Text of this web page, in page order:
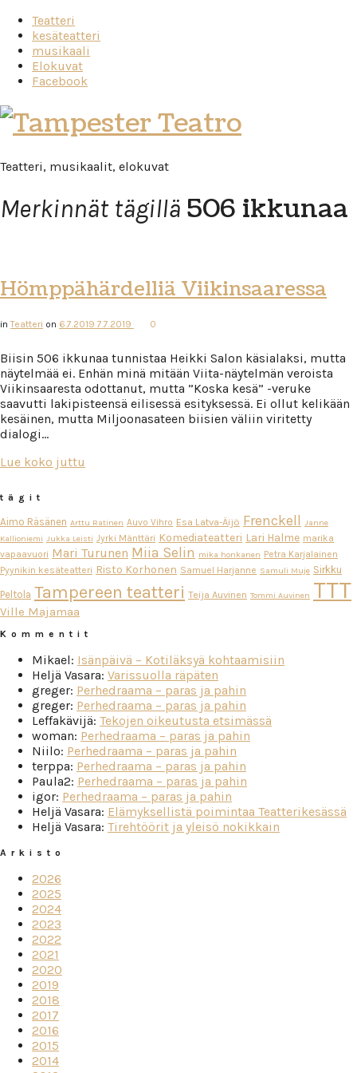
Teatteri
kesäteatteri
musikaali
Elokuvat
Facebook
Tampester
Teatro
Teatteri, musikaalit, elokuvat
Merkinnät tägillä 506 ikkunaa
Hömppähärdelliä Viikinsaaressa
inTeatteri on 6.7.2019 7.7.2019 0
Biisin 506 ikkunaa tunnistaa Heikki Salon käsialaksi, mutta
näytelmää ei. Enhän minä mitään Viita-näytelmän veroista
Viikinsaaresta odottanut, mutta ”Koska kesä” -veruke
saavutti lakipisteensä eilisessä esityksessä. Ei ollut kelikään
kesäinen, mutta Miljoonasateen biisien väliin viritetty
dialogi…
Lue koko juttu
tägit
Aimo Räsänen Arttu Ratinen Auvo Vihro Esa Latva-Äijö Frenckell
Janne
Kallioniemi
Jukka Leisti Jyrki Mänttäri Komediateatteri Lari Halme marika
vapaavuori Mari Turunen Miia Selin mika honkanen Petra Karjalainen
Pyynikin kesäteatteri Risto Korhonen Samuel Harjanne Samuli Muje Sirkku
Peltola Tampereen teatteri Teija Auvinen Tommi Auvinen TTT
Ville Majamaa
Kommentit
Mikael: Isänpäivä – Kotiläksyä kohtaamisiin
Heljä Vasara: Varissuolla räpäten
greger: Perhedraama – paras ja pahin
greger: Perhedraama – paras ja pahin
Leffakävijä: Tekojen oikeutusta etsimässä
woman: Perhedraama – paras ja pahin
Niilo: Perhedraama – paras ja pahin
terppa: Perhedraama – paras ja pahin
Paula2: Perhedraama – paras ja pahin
igor: Perhedraama – paras ja pahin
Heljä Vasara: Elämyksellistä poimintaa Teatterikesässä
Heljä Vasara: Tirehtöörit ja yleisö nokikkain
Arkisto
2026
2025
2024
2023
2022
2021
2020
2019
2018
2017
2016
2015
2014